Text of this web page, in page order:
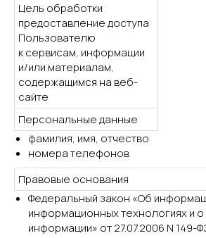
Цель обработки
предоставление доступа
Пользователю
к сервисам, информации
и/или материалам,
содержащимся на веб-
сайте
Персональные данные
фамилия, имя, отчество
номера телефонов
Правовые основания
Федеральный закон «Об
информационных технологиях и
информации» от 27.07.2006 N 149-